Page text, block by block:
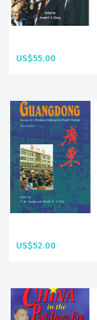
US$55.00
US$52.00